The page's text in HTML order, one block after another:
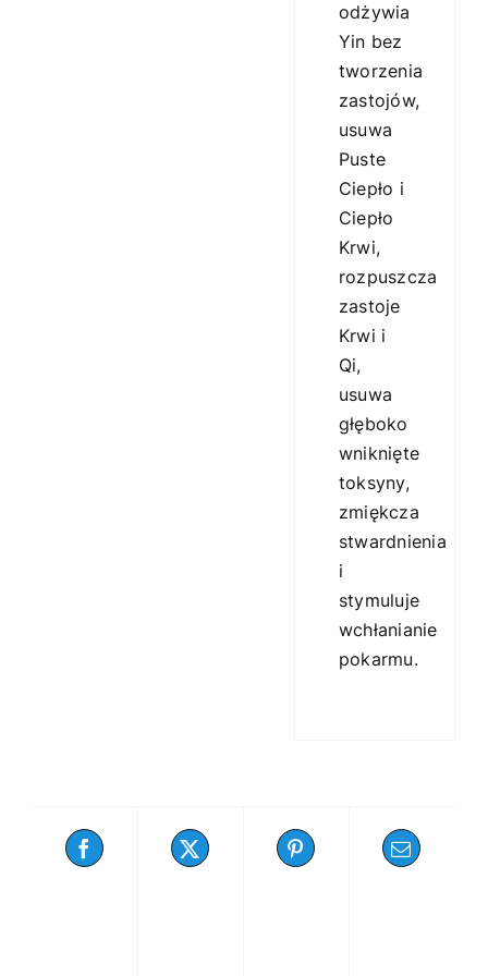
odżywia
Yin bez
tworzenia
zastojów,
usuwa
Puste
Ciepło i
Ciepło
Krwi,
rozpuszcza
zastoje
Krwi i
Qi,
usuwa
głęboko
wniknięte
toksyny,
zmiękcza
stwardnienia
i
stymuluje
wchłanianie
pokarmu.